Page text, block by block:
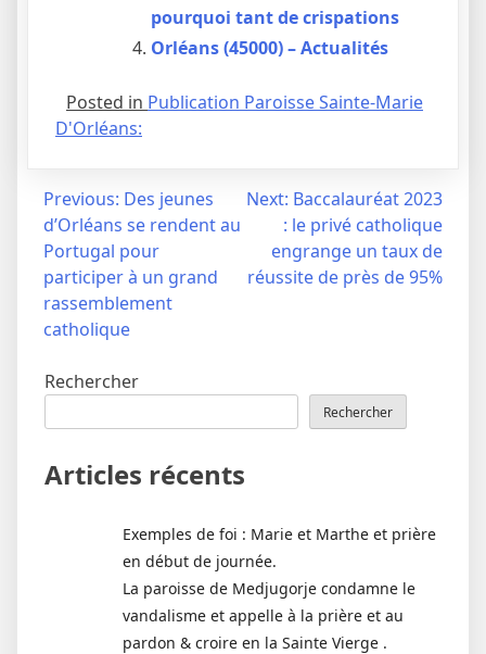
pourquoi tant de crispations
Orléans (45000) – Actualités
Posted in Publication Paroisse Sainte-Marie
D'Orléans:
Navigation
l’article
Previous: Des jeunes
d’Orléans se rendent au
Portugal pour
participer à un grand
rassemblement
catholique
Next: Baccalauréat 2023
: le privé catholique
engrange un taux de
réussite de près de 95%
Rechercher
Rechercher
Articles récents
Exemples de foi : Marie et Marthe et prière
en début de journée.
La paroisse de Medjugorje condamne le
vandalisme et appelle à la prière et au
pardon & croire en la Sainte Vierge .